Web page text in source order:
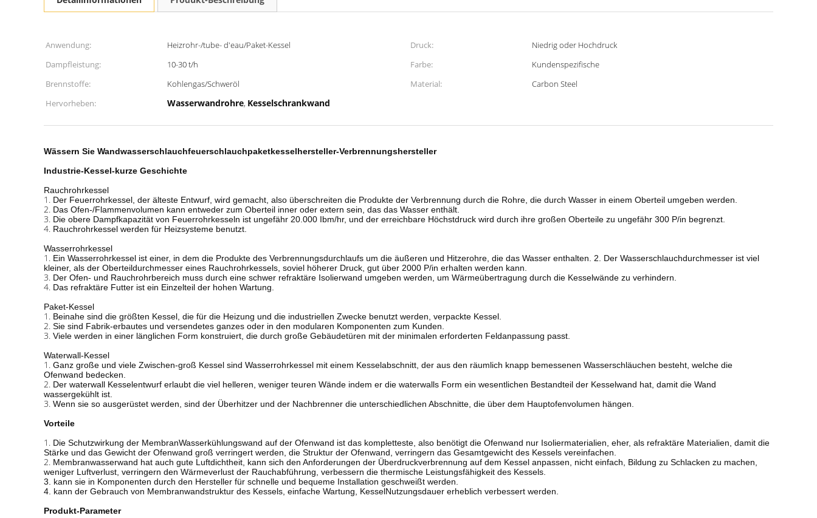
Anwendung: Heizrohr-/tube- d'eau/Paket-Kessel Druck:
Niedrig oder Hochdruck
Dampfleistung:
10-30 t/h Farbe:
Kundenspezifische
Brennstoffe:
Kohlengas/Schweröl Material:
Carbon Steel
Hervorheben:
Wasserwandrohre, Kesselschrankwand
Wässern Sie Wandwasserschlauchfeuerschlauchpaketkesselhersteller-Verbrennungshersteller
Industrie-Kessel-kurze Geschichte
Rauchrohrkessel
1. Der Feuerrohrkessel, der älteste Entwurf, wird gemacht, also überschreiten die Produkte der Verbrennung durch die Rohre, die durch Wasser in einem Oberteil umgeben werden.
2. Das Ofen-/Flammenvolumen kann entweder zum Oberteil inner oder extern sein, das das Wasser enthält.
3. Die obere Dampfkapazität von Feuerrohrkesseln ist ungefähr 20.000 Ibm/hr, und der erreichbare Höchstdruck wird durch ihre großen Oberteile zu ungefähr 300 P/in begrenzt.
4. Rauchrohrkessel werden für Heizsysteme benutzt.
Wasserrohrkessel
1. Ein Wasserrohrkessel ist einer, in dem die Produkte des Verbrennungsdurchlaufs um die äußeren und Hitzerohre, die das Wasser enthalten. 2. Der Wasserschlauchdurchmesser ist viel
kleiner, als der Oberteildurchmesser eines Rauchrohrkessels, soviel höherer Druck, gut über 2000 P/in erhalten werden kann.
3. Der Ofen- und Rauchrohrbereich muss durch eine schwer refraktäre Isolierwand umgeben werden, um Wärmeübertragung durch die Kesselwände zu verhindern.
4. Das refraktäre Futter ist ein Einzelteil der hohen Wartung.
Paket-Kessel
1. Beinahe sind die größten Kessel, die für die Heizung und die industriellen Zwecke benutzt werden, verpackte Kessel.
2. Sie sind Fabrik-erbautes und versendetes ganzes oder in den modularen Komponenten zum Kunden.
3. Viele werden in einer länglichen Form konstruiert, die durch große Gebäudetüren mit der minimalen erforderten Feldanpassung passt.
Waterwall-Kessel
1. Ganz große und viele Zwischen-groß Kessel sind Wasserrohrkessel mit einem Kesselabschnitt, der aus den räumlich knapp bemessenen Wasserschläuchen besteht, welche die
Ofenwand bedecken.
2. Der waterwall Kesselentwurf erlaubt die viel helleren, weniger teuren Wände indem er die waterwalls Form ein wesentlichen Bestandteil der Kesselwand hat, damit die Wand
wassergekühlt ist.
3. Wenn sie so ausgerüstet werden, sind der Überhitzer und der Nachbrenner die unterschiedlichen Abschnitte, die über dem Hauptofenvolumen hängen.
Vorteile
1. Die Schutzwirkung der MembranWasserkühlungswand auf der Ofenwand ist das kompletteste, also benötigt die Ofenwand nur Isoliermaterialien, eher, als refraktäre Materialien, damit die
Stärke und das Gewicht der Ofenwand groß verringert werden, die Struktur der Ofenwand, verringern das Gesamtgewicht des Kessels vereinfachen.
2. Membranwasserwand hat auch gute Luftdichtheit, kann sich den Anforderungen der Überdruckverbrennung auf dem Kessel anpassen, nicht einfach, Bildung zu Schlacken zu machen,
weniger Luftverlust, verringern den Wärmeverlust der Rauchabführung, verbessern die thermische Leistungsfähigkeit des Kessels.
3. kann sie in Komponenten durch den Hersteller für schnelle und bequeme Installation geschweißt werden.
4. kann der Gebrauch von Membranwandstruktur des Kessels, einfache Wartung, KesselNutzungsdauer erheblich verbessert werden.
Produkt-Parameter